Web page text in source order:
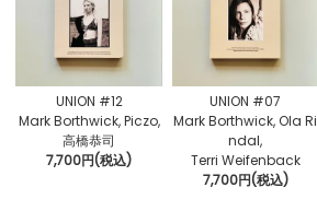
UNION #12
Mark Borthwick, Piczo,
高橋恭司
7,700円(税込)
UNION #07
Mark Borthwick, Ola Ri
ndal,
Terri Weifenback
7,700円(税込)